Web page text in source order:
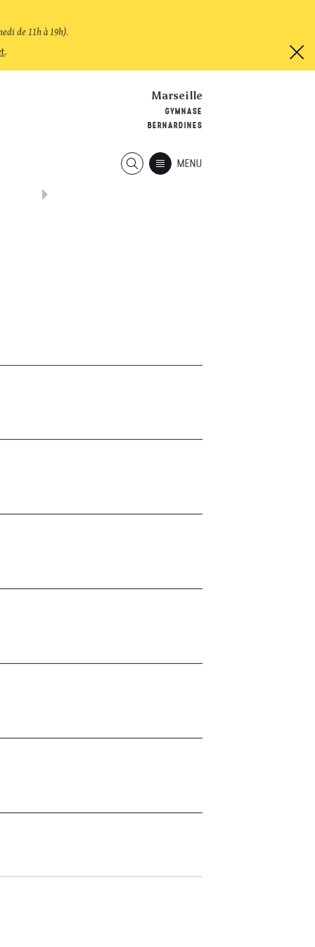
de 11h à 19h).
.
Marseille
GYMNASE
BERNARDINES
MENU